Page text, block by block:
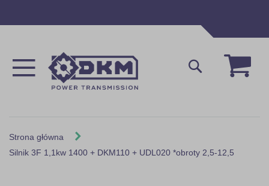
Mój
Szukaj
Strona główna
Silnik 3F 1,1kw 1400 + DKM110 + UDL020 *obroty 2,5-12,5